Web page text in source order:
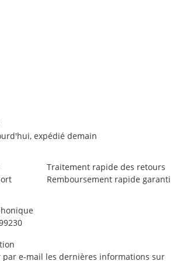
expédié demain
Traitement rapide des retours
Remboursement rapide garanti
par e-mail les dernières informations sur